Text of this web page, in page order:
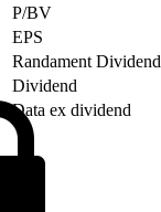
P/BV
EPS
Randament Dividend
Dividend
Data ex dividend